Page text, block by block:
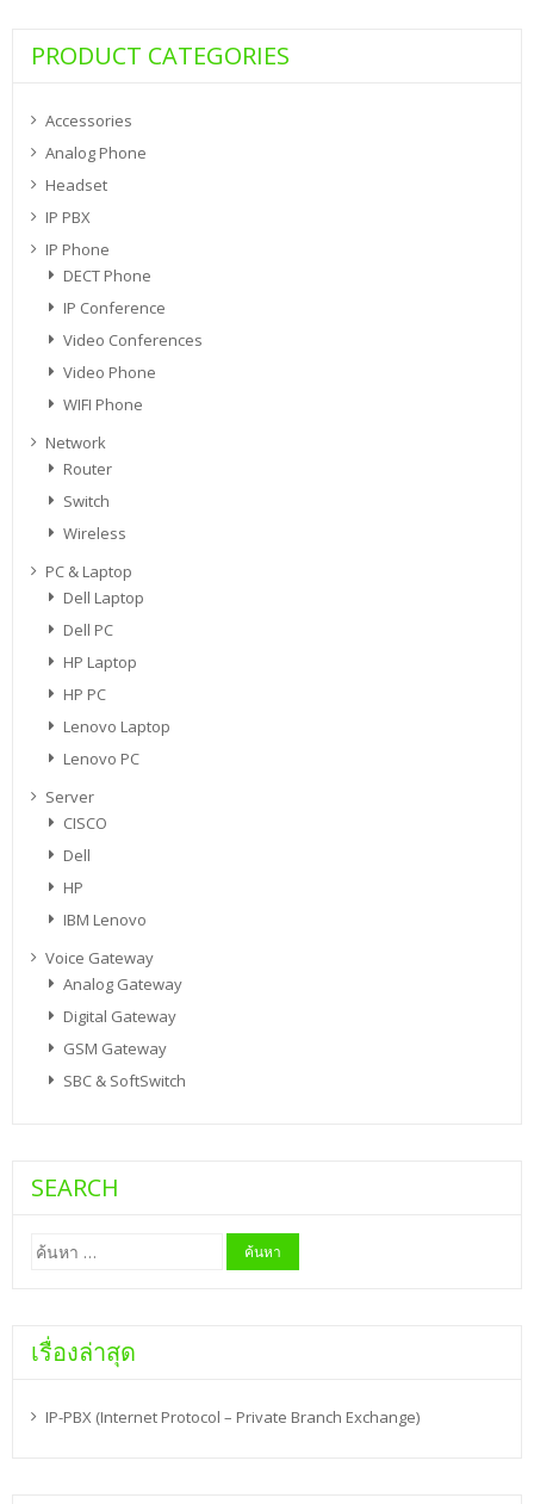
PRODUCT CATEGORIES
Accessories
Analog Phone
Headset
IP PBX
IP Phone
DECT Phone
IP Conference
Video Conferences
Video Phone
WIFI Phone
Network
Router
Switch
Wireless
PC & Laptop
Dell Laptop
Dell PC
HP Laptop
HP PC
Lenovo Laptop
Lenovo PC
Server
CISCO
Dell
HP
IBM Lenovo
Voice Gateway
Analog Gateway
Digital Gateway
GSM Gateway
SBC & SoftSwitch
SEARCH
ค้นหา
สำหรับ:
เรื่องล่าสุด
IP-PBX (Internet Protocol – Private Branch Exchange)